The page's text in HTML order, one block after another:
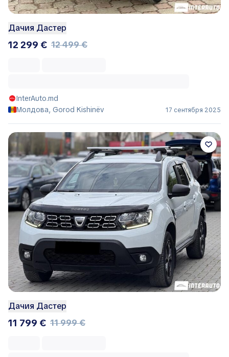
Дачия Дастер
12 299 € 12 499 €
InterAuto.md
Молдова, Gorod Kishinëv
17 сентября 2025
Дачия Дастер
11 799 € 11 999 €